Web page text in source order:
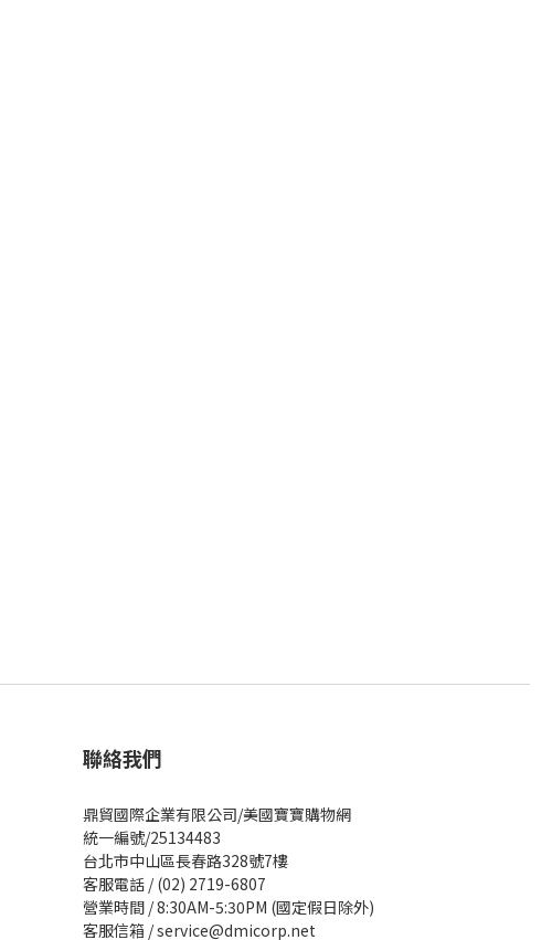
聯絡我們
鼎貿國際企業有限公司/美國寶寶購物網
統一編號/25134483
台北市中山區長春路328號7樓
客服電話 / (02) 2719-6807
營業時間 / 8:30AM-5:30PM (國定假日除外)
客服信箱 / service@dmicorp.net